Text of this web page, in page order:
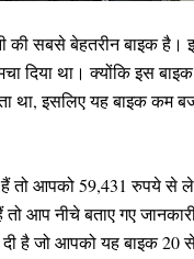
की सबसे बेहतरीन बाइक
दिया था। क्योंकि इस
था, इसलिए यह बाइक कम
हैं तो आपको 59,431 रुपये
आप नीचे बताए गए
है जो आपको यह बाइक 20